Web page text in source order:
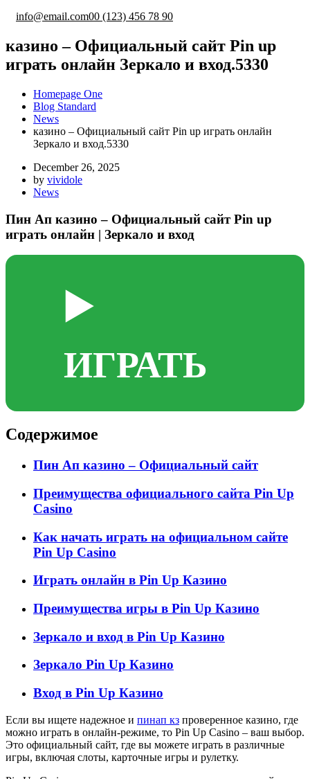
info@email.com00 (123) 456 78 90
казино – Официальный сайт Pin up
играть онлайн Зеркало и вход.5330
Homepage One
Blog Standard
News
казино – Официальный сайт Pin up играть онлайн
Зеркало и вход.5330
December 26, 2025
by vividole
News
Пин Ап казино – Официальный сайт Pin up
играть онлайн | Зеркало и вход
▶️
ИГРАТЬ
Содержимое
Пин Ап казино – Официальный сайт
Преимущества официального сайта Pin Up
Casino
Как начать играть на официальном сайте
Pin Up Casino
Играть онлайн в Pin Up Казино
Преимущества игры в Pin Up Казино
Зеркало и вход в Pin Up Казино
Зеркало Pin Up Казино
Вход в Pin Up Казино
Если вы ищете надежное и пинап кз проверенное казино, где
можно играть в онлайн-режиме, то Pin Up Casino – ваш выбор.
Это официальный сайт, где вы можете играть в различные
игры, включая слоты, карточные игры и рулетку.